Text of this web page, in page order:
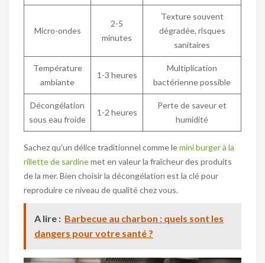
Micro-ondes
2-5
minutes
Texture souvent
dégradée, risques
sanitaires
Température
ambiante
1-3 heures
Multiplication
bactérienne possible
Décongélation
sous eau froide
1-2 heures
Perte de saveur et
humidité
Sachez qu’un délice traditionnel comme lemini burger à la
rillette de sardinemet en valeur la fraîcheur des produits
de la mer. Bien choisir la décongélation est la clé pour
reproduire ce niveau de qualité chez vous.
A lire : Barbecue au charbon : quels sont les
dangers pour votre santé ?